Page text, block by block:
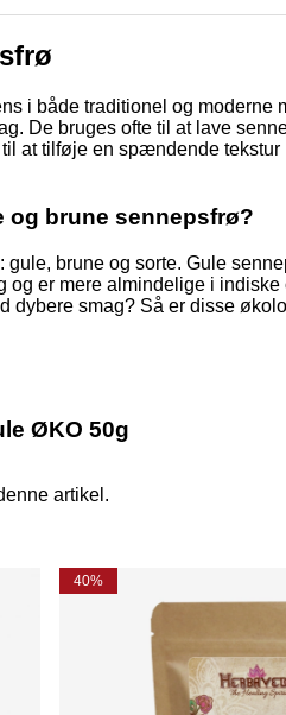
i både traditionel og
De bruges ofte til at lave
at tilføje en spændende
og brune sennepsfrø?
gule, brune og sorte. Gule
er mere almindelige i
dybere smag? Så er disse
ØKO 50g
artikel.
40%